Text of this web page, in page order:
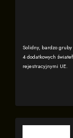
Solidny, bardzo
4 dodatkowych
rejestracyjnymi UE.